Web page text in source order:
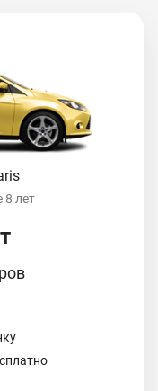
8 лет